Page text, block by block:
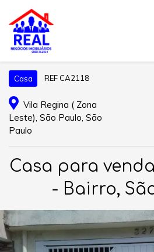
Casa REF CA2118
Vila Regina ( Zona
Leste), São Paulo, São
Paulo
Casa para
- Bairro,